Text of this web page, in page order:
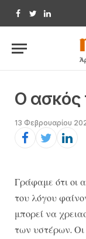
Facebook
TwitterLinkedIn
Ο ασκός
13 Φεβρουαρίου
Γράφαμε ότι οι
του λόγου
μπορεί να
των υστέρων. Οι